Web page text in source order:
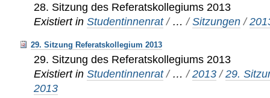
28. Sitzung des Referatskollegiums 2013
Existiert in Studentinnenrat / …/Sitzungen /
29. Sitzung Referatskollegium 2013
29. Sitzung des Referatskollegiums 2013
Existiert in Studentinnenrat / …/2013 /29.
2013